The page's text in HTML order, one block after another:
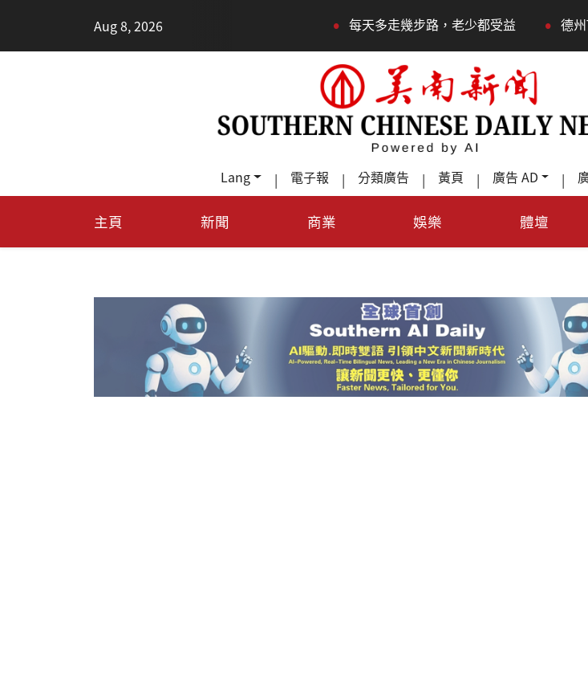
Aug 8, 2026 每天多走幾步路，老少都受益 • 德州TeraFab芯片项目落
Lang | 電子報 | 分類廣告 | 黃頁 | 廣告 AD |
主頁 新聞 商業 娛樂 體壇